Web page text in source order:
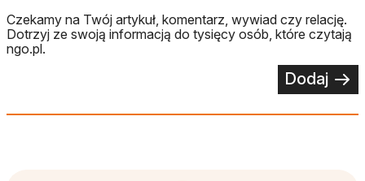
Czekamy na Twój artykuł, komentarz, wywiad czy relację.
Dotrzyj ze swoją informacją do tysięcy osób, które czytają
ngo.pl.
Dodaj